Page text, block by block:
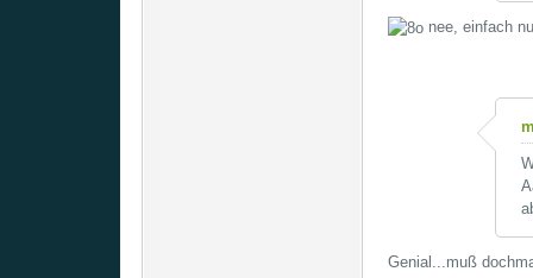
nee, einfach
Genial...muß